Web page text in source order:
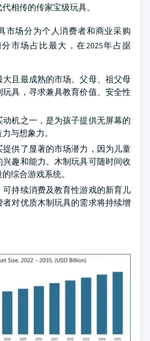
相传的传家宝级玩具。
市场分为个人消费者和商业采购
市场占比最大，在2025年占据
且最成熟的市场。父母、祖父母
具，寻求兼具教育价值、安全性
机之一，是为孩子提供无屏幕的
与想象力。
供了显著的市场潜力，因为儿童
趣和能力。木制玩具可随时间收
综合游戏系统。
持续消费及教育性游戏的新育儿
对优质木制玩具的需求将持续增